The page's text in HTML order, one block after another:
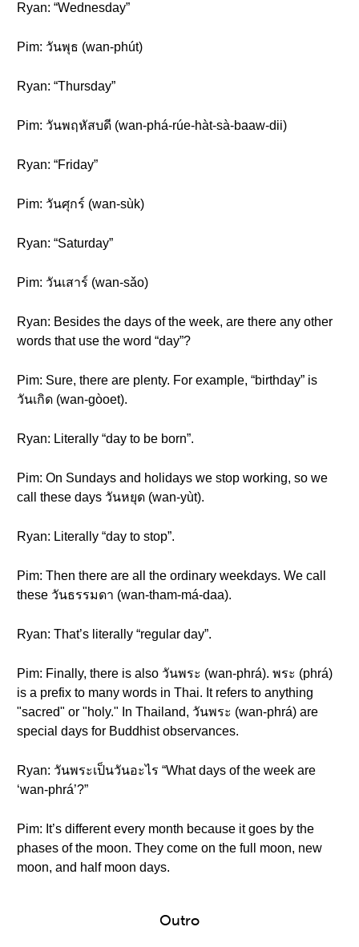
Ryan: “Wednesday”
Pim: วันพุธ (wan-phút)
Ryan: “Thursday”
Pim: วันพฤหัสบดี (wan-phá-rúe-hàt-sà-baaw-dii)
Ryan: “Friday”
Pim: วันศุกร์ (wan-sùk)
Ryan: “Saturday”
Pim: วันเสาร์ (wan-sǎo)
Ryan: Besides the days of the week, are there any other
words that use the word “day”?
Pim: Sure, there are plenty. For example, “birthday” is
วันเกิด (wan-gòoet).
Ryan: Literally “day to be born”.
Pim: On Sundays and holidays we stop working, so we
call these days วันหยุด (wan-yùt).
Ryan: Literally “day to stop”.
Pim: Then there are all the ordinary weekdays. We call
these วันธรรมดา (wan-tham-má-daa).
Ryan: That’s literally “regular day”.
Pim: Finally, there is also วันพระ (wan-phrá). พระ (phrá)
is a prefix to many words in Thai. It refers to anything
"sacred" or "holy." In Thailand, วันพระ (wan-phrá) are
special days for Buddhist observances.
Ryan: วันพระเป็นวันอะไร “What days of the week are
‘wan-phrá’?”
Pim: It’s different every month because it goes by the
phases of the moon. They come on the full moon, new
moon, and half moon days.
Outro